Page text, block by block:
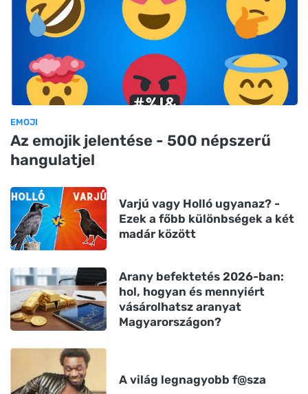
EMOJI
Az emojik jelentése - 500 népszerű
hangulatjel
Varjú vagy Holló ugyanaz? -
Ezek a főbb különbségek a két
madár között
Arany befektetés 2026-ban:
hol, hogyan és mennyiért
vásárolhatsz aranyat
Magyarországon?
A világ legnagyobb f@sza